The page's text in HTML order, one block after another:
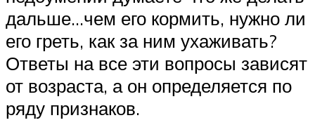
дальше…чем его кормить, нужно ли
его греть, как за ним ухаживать?
Ответы на все эти вопросы зависят
от возраста, а он определяется по
ряду признаков.